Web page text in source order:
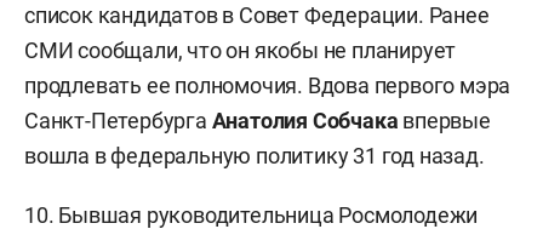
список кандидатов в Совет Федерации. Ранее
СМИ сообщали, что он якобы не планирует
продлевать ее полномочия. Вдова первого мэра
Санкт-Петербурга Анатолия Собчака впервые
вошла в федеральную политику 31 год назад.
10. Бывшая руководительница Росмолодежи